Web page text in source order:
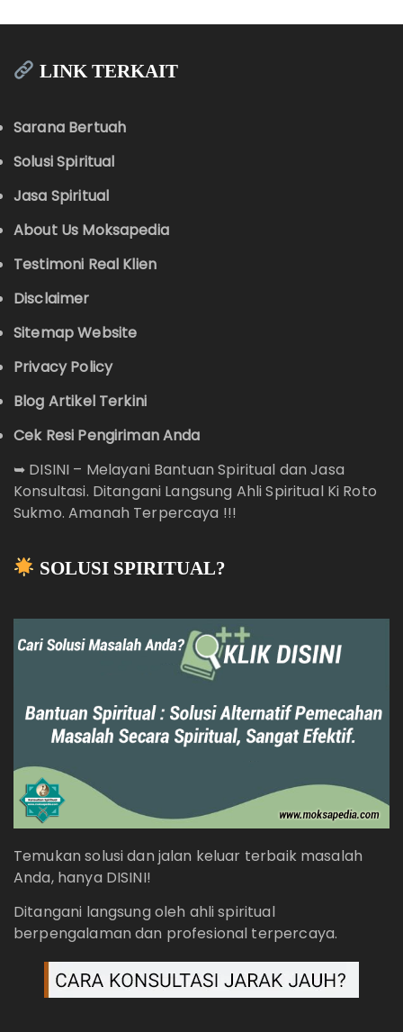
LINK TERKAIT
Sarana Bertuah
Solusi Spiritual
Jasa Spiritual
About Us Moksapedia
Testimoni Real Klien
Disclaimer
Sitemap Website
Privacy Policy
Blog Artikel Terkini
Cek Resi Pengiriman Anda
➥ DISINI – Melayani Bantuan Spiritual dan Jasa
Konsultasi. Ditangani Langsung Ahli Spiritual Ki Roto
Sukmo. Amanah Terpercaya !!!
SOLUSI SPIRITUAL?
Temukan solusi dan jalan keluar terbaik masalah
Anda, hanya DISINI!
Ditangani langsung oleh ahli spiritual
berpengalaman dan profesional terpercaya.